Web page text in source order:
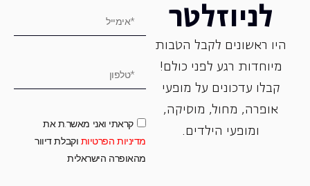
לניוזלטר
היו ראשונים לקבל הטבות
מיוחדות רגע לפני כולם!
קבלו עדכונים על מופעי
אופרה, ‏מחול, ‏מוסיקה,
ומופעי הילדים.
קראתי ואני מאשר.ת את
מדיניות הפרטיות וקבלת דיוור
מהאופרה הישראלית